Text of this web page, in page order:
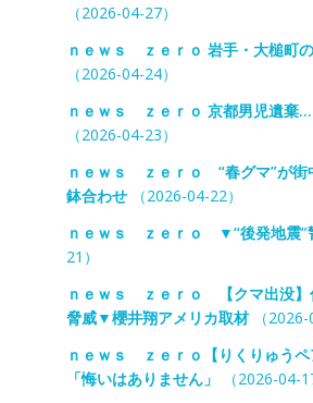
（2026-04-27）
ｎｅｗｓ ｚｅｒｏ 岩手・大槌町
（2026-04-24）
ｎｅｗｓ ｚｅｒｏ 京都男児遺棄
（2026-04-23）
ｎｅｗｓ ｚｅｒｏ “春グマ”が街
鉢合わせ（2026-04-22）
ｎｅｗｓ ｚｅｒｏ ▼“後発地震”
21）
ｎｅｗｓ ｚｅｒｏ 【クマ出没】
脅威▼櫻井翔アメリカ取材（2026-
ｎｅｗｓ ｚｅｒｏ【りくりゅうペ
「悔いはありません」
（2026-04-